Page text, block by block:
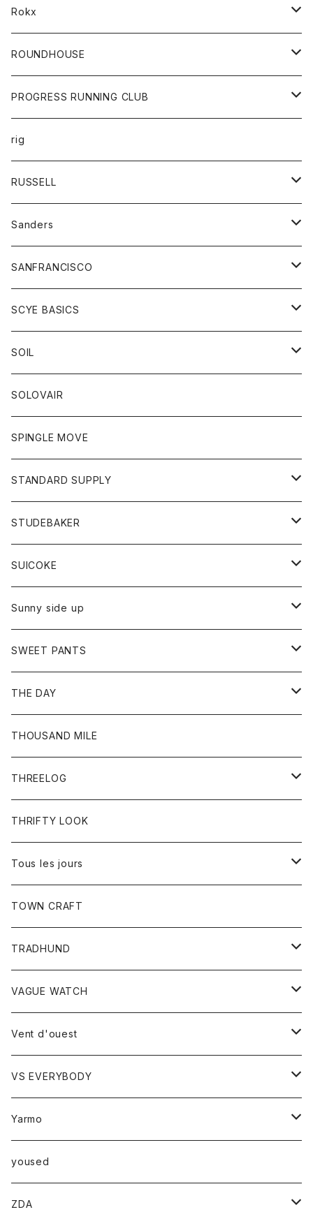
バック
カットソー
カーディガン
ニット
ベスト
ボトムス
ショートパンツ
パンツ
レディース
カットソー
コート
ボトム
ワンピース
バック
ショートパンツ
Rokx
ボトム
ROUNDHOUSE
エプロン
キッズ
オーバーオール
ボトム
ペインターパンツ
PROGRESS RUNNING CLUB
トップス
Tシャツ
グッズ
帽子
rig
RUSSELL
アウター
コート
パーカー
スカート
Tシャツ
トップス
Tシャツ
トレーナー
ボトム
ショートパンツ
スカート
レディース
スカート
Tシャツ
アクセサリー
バック
Sanders
グッズ
靴
SANFRANCISCO
アウター
カーディガン
コート
グッズ
ネクタイ
グローブ
アクセサリー
トップス
カットソー
カーディガン
ボトム
ショートパンツ
パンツ
レディース
カットソー
カーディガン
ワンピース
コート
SCYE BASICS
ボトム
ジーンズ
チノパン
トップス
ポロシャツ
ベスト
靴
SOIL
靴
ワンピース
トップス
カットソー
ボトム
パンツ
オーバーオール
SOLOVAIR
SPINGLE MOVE
STANDARD SUPPLY
財布
バッグ
STUDEBAKER
アクセサリー
ブレスレット
リング
SUICOKE
ブーツ
サンダル
Sunny side up
アウター
Ｇジャン
ボトム
ジーンズ
SWEET PANTS
ボトム
ショートパンツ
THE DAY
トップス
Tシャツ
THOUSAND MILE
THREELOG
トップス
Tシャツ
THRIFTY LOOK
Tous les jours
トップス
レディース
カットソー
TOWN CRAFT
TRADHUND
セーター
ベスト
VAGUE WATCH
時計
Vent d'ouest
ボトム
スカート
トップス
ベスト
VS EVERYBODY
トップス
Ｔシャツ
Yarmo
アウター
コート
小物
yoused
ZDA